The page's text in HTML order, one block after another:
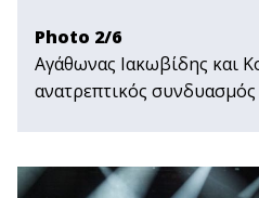
Photo 2/6
Αγάθωνας Ιακωβίδης και
ανατρεπτικός